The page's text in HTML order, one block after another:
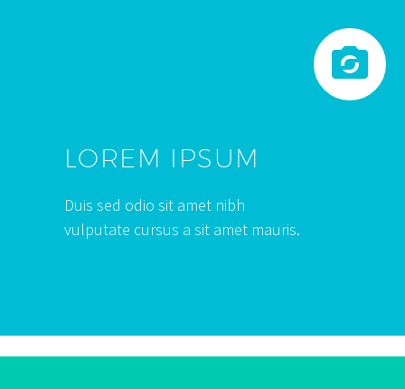


LOREM IPSUM
Duis sed odio sit amet nibh
vulputate cursus a sit amet mauris.